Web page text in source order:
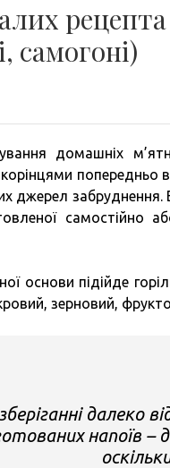
самогоні)
домашніх
попередньо
джерел
самостійно
основи підійде
зерновий,
далеко
напоїв –